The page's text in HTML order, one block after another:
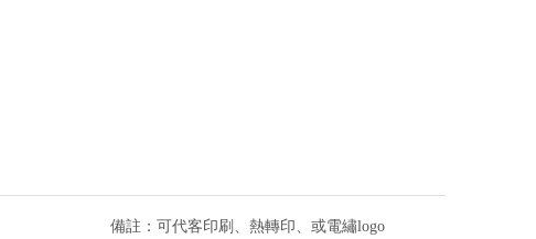
備註： 可代客印刷、熱轉印、或電繡logo